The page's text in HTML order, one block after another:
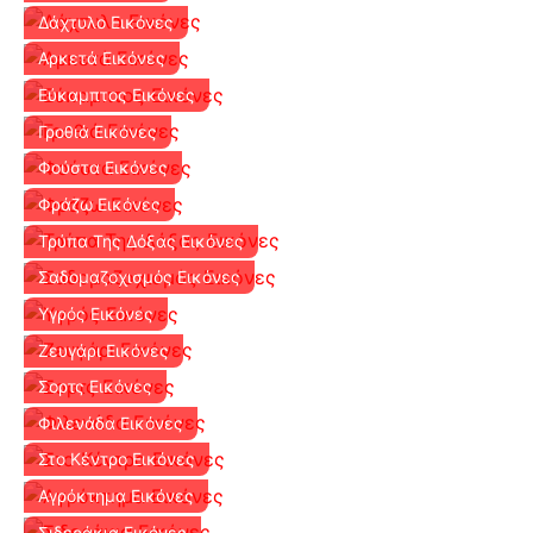
Δάχτυλο Εικόνες
Αρκετά Εικόνες
Εύκαμπτος Εικόνες
Γροθιά Εικόνες
Φούστα Εικόνες
Φράζω Εικόνες
Τρύπα Της Δόξας Εικόνες
Σαδομαζοχισμός Εικόνες
Υγρός Εικόνες
Ζευγάρι Εικόνες
Σορτς Εικόνες
Φιλενάδα Εικόνες
Στο Κέντρο Εικόνες
Αγρόκτημα Εικόνες